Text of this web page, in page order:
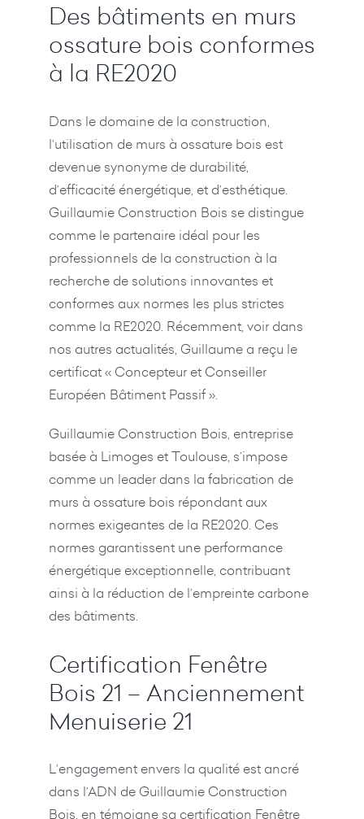
Des bâtiments en murs
ossature bois conformes
à la RE2020
Dans le domaine de la construction,
l’utilisation de murs à ossature bois est
devenue synonyme de durabilité,
d’efficacité énergétique, et d’esthétique.
Guillaumie Construction Bois se distingue
comme le partenaire idéal pour les
professionnels de la construction à la
recherche de solutions innovantes et
conformes aux normes les plus strictes
comme la RE2020. Récemment, voir dans
nos autres actualités, Guillaume a reçu le
certificat « Concepteur et Conseiller
Européen Bâtiment Passif ».
Guillaumie Construction Bois, entreprise
basée à Limoges et Toulouse, s’impose
comme un leader dans la fabrication de
murs à ossature bois répondant aux
normes exigeantes de la RE2020. Ces
normes garantissent une performance
énergétique exceptionnelle, contribuant
ainsi à la réduction de l’empreinte carbone
des bâtiments.
Certification Fenêtre
Bois 21 – Anciennement
Menuiserie 21
L’engagement envers la qualité est ancré
dans l’ADN de Guillaumie Construction
Bois, en témoigne sa certification Fenêtre